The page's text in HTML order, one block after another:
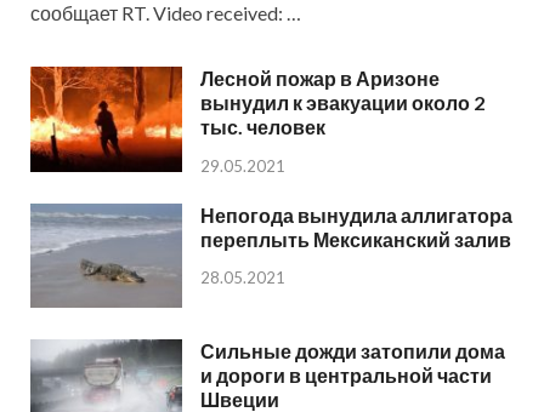
сообщает RT. Video received: …
Лесной пожар в Аризоне
вынудил к эвакуации около 2
тыс. человек
29.05.2021
Непогода вынудила аллигатора
переплыть Мексиканский залив
28.05.2021
Сильные дожди затопили дома
и дороги в центральной части
Швеции